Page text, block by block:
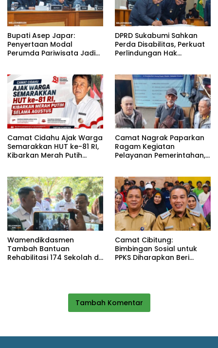
Bupati Asep Japar:
Penyertaan Modal
Perumda Pariwisata Jadi
DPRD Sukabumi Sahkan
Perda Disabilitas, Perkuat
Perlindungan Hak
Camat Cidahu Ajak Warga
Semarakkan HUT ke-81 RI,
Kibarkan Merah Putih
Camat Nagrak Paparkan
Ragam Kegiatan
Pelayanan Pemerintahan,
Wamendikdasmen
Tambah Bantuan
Rehabilitasi 174 Sekolah di
Camat Cibitung:
Bimbingan Sosial untuk
PPKS Diharapkan Beri
Tambah Komentar